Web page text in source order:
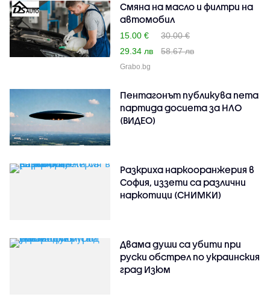
Смяна на масло и филтри на
автомобил
15.00 €
30.00 €
29.34 лв
58.67 лв
Grabo.bg
Пентагонът публикува пета
партида досиета за НЛО
(ВИДЕО)
Разкриха наркооранжерия в
София, иззети са различни
наркотици (СНИМКИ)
Двама души са убити при
руски обстрeл по украинския
град Изюм